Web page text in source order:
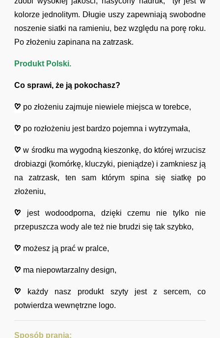
kolorze jednolitym. Długie uszy zapewniają swobodne
noszenie siatki na ramieniu, bez względu na porę roku.
Po złożeniu zapinana na zatrzask.
Produkt Polski.
Co sprawi, że ją pokochasz?
po złożeniu zajmuje niewiele miejsca w torebce,
po rozłożeniu jest bardzo pojemna i wytrzymała,
w środku ma wygodną kieszonkę, do której wrzucisz
drobiazgi (komórkę, kluczyki, pieniądze) i zamkniesz ją
na zatrzask, ten sam którym spina się siatkę po
złożeniu,
jest wodoodporna, dzięki czemu nie tylko nie
przepuszcza wody ale też nie brudzi się tak szybko,
możesz ją prać w pralce,
ma niepowtarzalny design,
każdy nasz produkt szyty jest z sercem, co
potwierdza wewnętrzne logo.
Sposób prania: